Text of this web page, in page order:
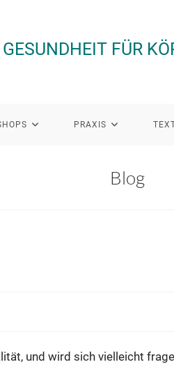
GESUNDHEIT FÜR
PRAXIS
Blog
und wird sich vielleicht